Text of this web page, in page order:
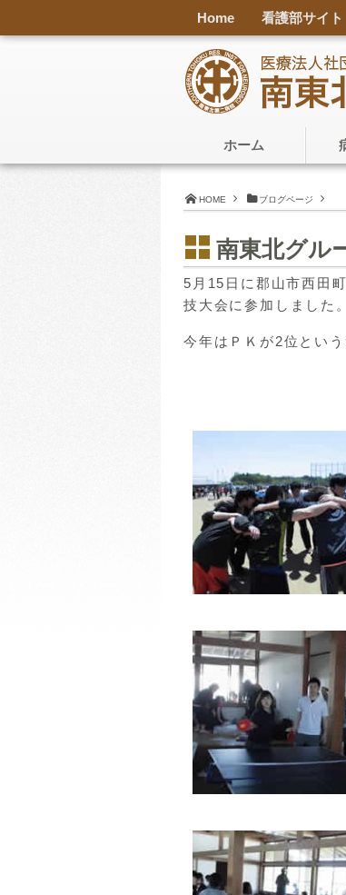
HOME ブログページ
南東北グル
5月15日に郡山市西田
技大会に参加しました。
今年はＰＫが2位とい
Home 看護部サイト
ホーム